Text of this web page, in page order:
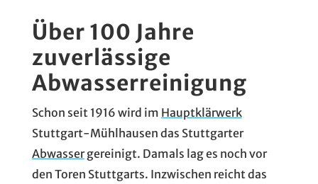
Über 100 Jahre
zuverlässige
Abwasserreinigung
Schon seit 1916 wird im Hauptklärwerk
Stuttgart-Mühlhausen das Stuttgarter
Abwassergereinigt. Damals lag es noch vor
den Toren Stuttgarts. Inzwischen reicht das